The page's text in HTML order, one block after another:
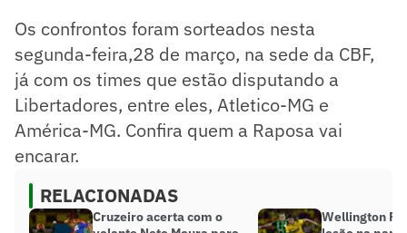
Os confrontos foram sorteados nesta
segunda-feira,28 de março, na sede da CBF,
já com os times que estão disputando a
Libertadores, entre eles, Atletico-MG e
América-MG. Confira quem a Raposa vai
encarar.
RELACIONADAS
Cruzeiro acerta com o
Wellington